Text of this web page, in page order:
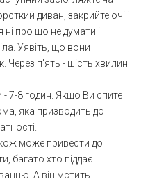
диван, закрийте очі і
про що не думати і
Уявіть, що вони
Через п'ять - шість хвилин
7-8 годин. Якщо Ви спите
яка призводить до
може привести до
багато хто піддає
А він мстить